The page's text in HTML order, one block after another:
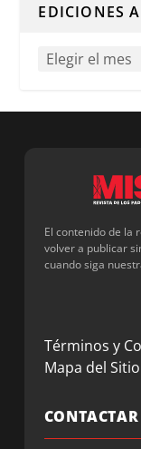
EDICIONES
El contenido de la
volver a publicar
cuando siga
Términos y
Mapa del Sitio
CONTACTAR